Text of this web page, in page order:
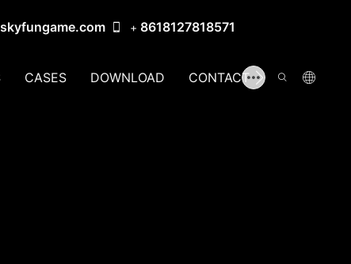
+8618127818571
CASES DOWNLOAD CONTACT US